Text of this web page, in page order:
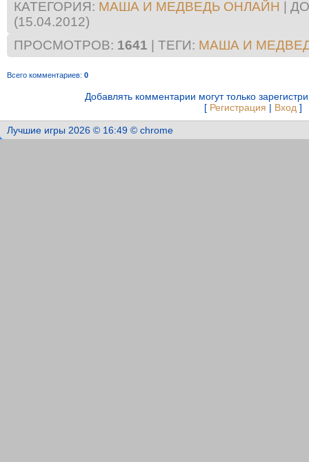
КАТЕГОРИЯ: МАША И МЕДВЕДЬ ОНЛАЙН
(15.04.2012)
ПРОСМОТРОВ: 1641 ТЕГИ: МАША И
Всего комментариев: 0
Добавлять комментарии могут только
[ Регистрация | Вход ]
Лучшие игры 2026 © 16:49 © chrome